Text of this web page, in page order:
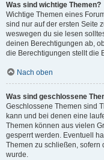
Was sind wichtige Themen?
Wichtige Themen eines
sind nur auf der ersten Seite
weswegen du sie lesen
deinen Berechtigungen ab,
die Berechtigungen stellt die
Nach oben
Was sind geschlossene
Geschlossene Themen sind
kann und bei denen eine
Themen können aus vielen
gesperrt werden. Eventuell
Themen zu schließen,
wurde.